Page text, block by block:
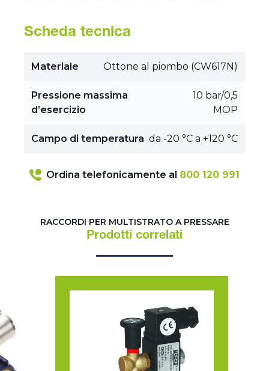
Scheda tecnica
Materiale Ottone al piombo (CW617N)
Pressione massima
d’esercizio
10 bar/0,5
MOP
Campo di temperatura da -20 °C a +120 °C
Ordina telefonicamente al 800 120 991
RACCORDI PER MULTISTRATO A PRESSARE
Prodotti correlati